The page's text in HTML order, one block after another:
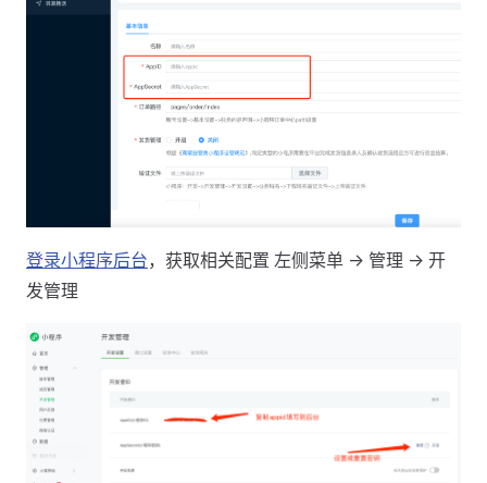
登录小程序后台，获取相关配置 左侧菜单 -> 管理 -> 开
发管理